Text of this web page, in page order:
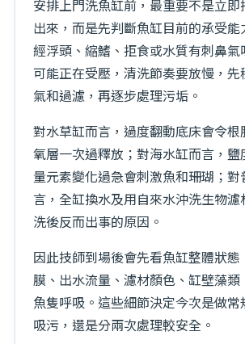
安排上門洗魚缸前，最重要不是立即
出來，而是先判斷魚缸目前的承受
經浮頭、縮鰭、拒食或水質有刺鼻
可能正在受壓，清洗節奏要放慢，先
氣和過濾，再逐步處理污垢。
對水草缸而言，過度翻動底床會令
氧層一次過釋放；對海水缸而言，
量元素變化過急會刺激魚和珊瑚；
言，全缸換水及用自來水沖洗生物濾
洗後反而出事的原因。
因此技師到場後會先看魚缸整體狀態
膜、出水流量、濾材顏色、缸壁藻類
魚隻呼吸。這些細節決定今次是做常
吸污，還是分兩次處理較安全。